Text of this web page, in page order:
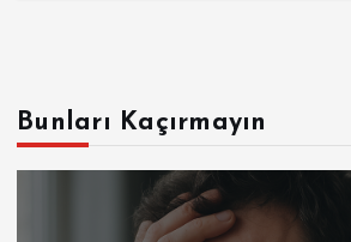
Bunları Kaçırmayın